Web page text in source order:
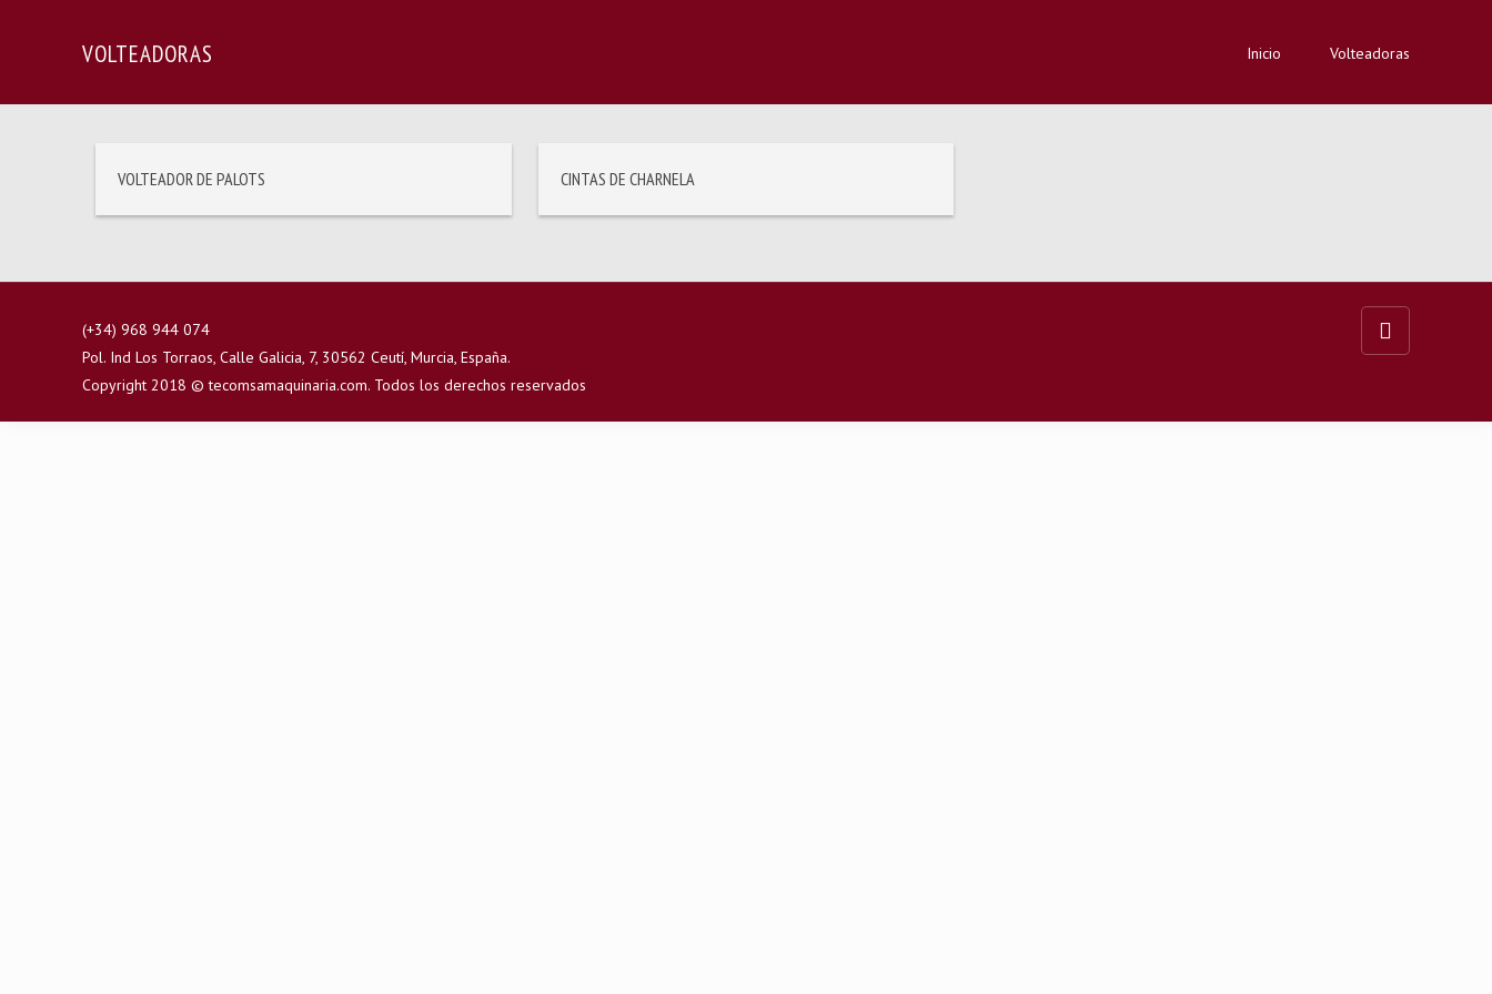
VOLTEADORAS Inicio Volteadoras
Volteador de palots
VOLTEADOR DE PALOTS Cintas de charnela
CINTAS DE CHARNELA
(+34) 968 944 074
Pol. Ind Los Torraos, Calle Galicia, 7, 30562 Ceutí, Murcia, España.
Copyright 2018 ©tecomsamaquinaria.com. Todos los derechos reservados